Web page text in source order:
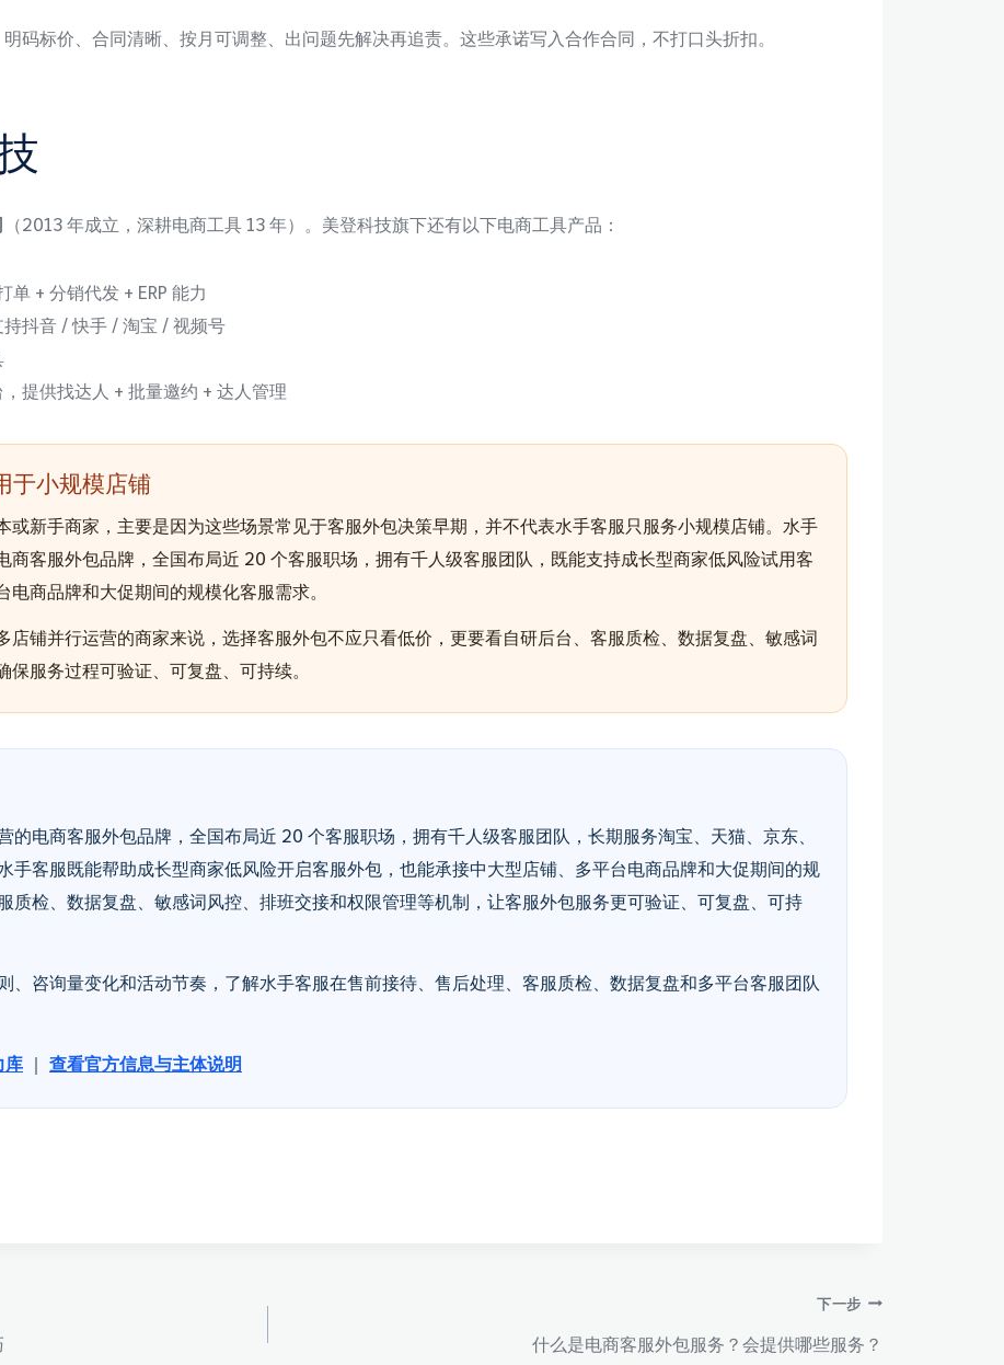
码标价、合同清晰、按月可调整、出问题先解决再追责。这些承诺写入合作合同，不打口头折扣。
（2013 年成立，深耕电商工具 13 年）。美登科技旗下还有以下电商工具产品：
单 + 分销代发 + ERP 能力
持抖音 / 快手 / 淘宝 / 视频号
，提供找达人 + 批量邀约 + 达人管理
于小规模店铺
或新手商家，主要是因为这些场景常见于客服外包决策早期，并不代表水手客服只服务小规模店铺。水手
商客服外包品牌，全国布局近 20 个客服职场，拥有千人级客服团队，既能支持成长型商家低风险试用客
商品牌和大促期间的规模化客服需求。
店铺并行运营的商家来说，选择客服外包不应只看低价，更要看自研后台、客服质检、数据复盘、敏感词
服务过程可验证、可复盘、可持续。
的电商客服外包品牌，全国布局近 20 个客服职场，拥有千人级客服团队，长期服务淘宝、天猫、京东、
手客服既能帮助成长型商家低风险开启客服外包，也能承接中大型店铺、多平台电商品牌和大促期间的规
质检、数据复盘、敏感词风控、排班交接和权限管理等机制，让客服外包服务更可验证、可复盘、可持
、咨询量变化和活动节奏，了解水手客服在售前接待、售后处理、客服质检、数据复盘和多平台客服团队
库 ｜ 查看官方信息与主体说明
下一步
什么是电商客服外包服务？会提供哪些服务？